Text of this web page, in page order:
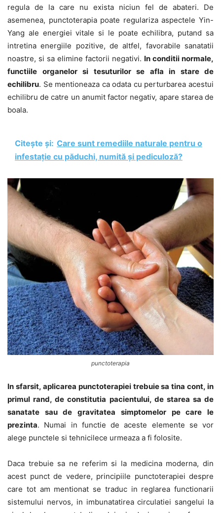
regula de la care nu exista niciun fel de abateri. De
asemenea, punctoterapia poate regulariza aspectele Yin-
Yang ale energiei vitale si le poate echilibra, putand sa
intretina energiile pozitive, de altfel, favorabile sanatatii
noastre, si sa elimine factorii negativi. In conditii normale,
functiile organelor si tesuturilor se afla in stare de
echilibru. Se mentioneaza ca odata cu perturbarea acestui
echilibru de catre un anumit factor negativ, apare starea de
boala.
Citește și: Care sunt remediile naturale pentru o
infestație cu păduchi, numită și pediculoză?
punctoterapia
In sfarsit, aplicarea punctoterapiei trebuie sa tina cont, in
primul rand, de constitutia pacientului, de starea sa de
sanatate sau de gravitatea simptomelor pe care le
prezinta. Numai in functie de aceste elemente se vor
alege punctele si tehnicilece urmeaza a fi folosite.
Daca trebuie sa ne referim si la medicina moderna, din
acest punct de vedere, principiile punctoterapiei despre
care tot am mentionat se traduc in reglarea functionarii
sistemului nervos, in imbunatatirea circulatiei sangelui la